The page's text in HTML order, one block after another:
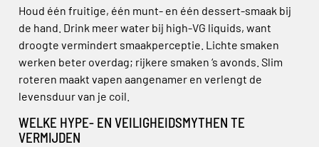
Houd één fruitige, één munt- en één dessert-smaak bij
de hand. Drink meer water bij high-VG liquids, want
droogte vermindert smaakperceptie. Lichte smaken
werken beter overdag; rijkere smaken ‘s avonds. Slim
roteren maakt vapen aangenamer en verlengt de
levensduur van je coil.
WELKE HYPE- EN VEILIGHEIDSMYTHEN TE
VERMIJDEN